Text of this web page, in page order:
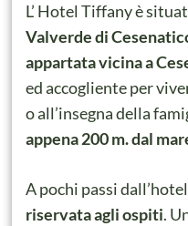
L’ Hotel Tiffany è
Valverde di
appartata vicina a
ed accogliente per
o all’insegna della
appena 200 m. dal
A pochi passi
riservata agli ospiti.